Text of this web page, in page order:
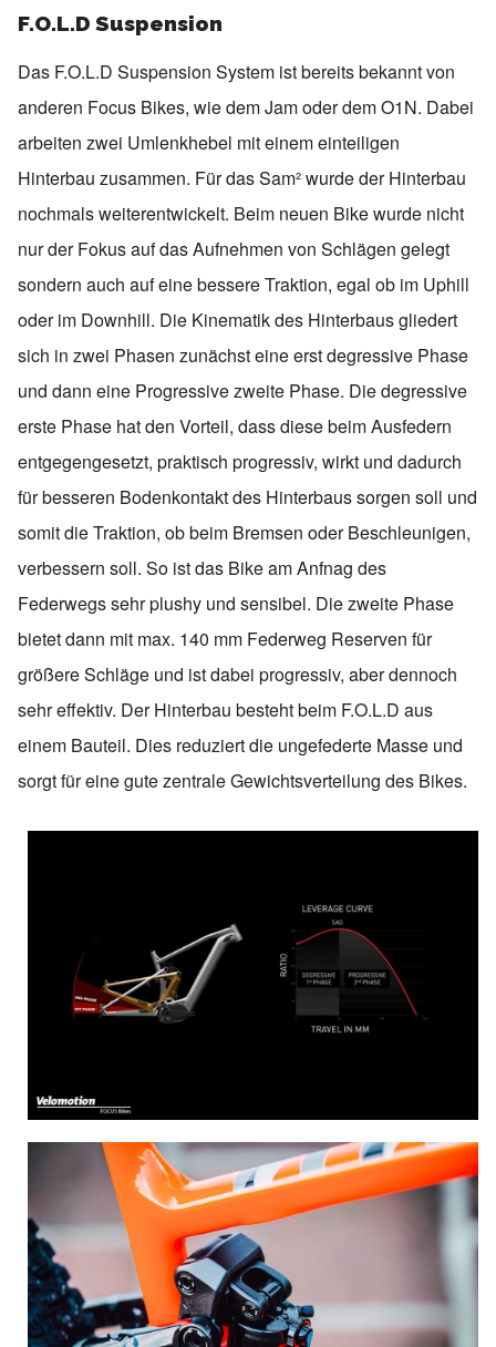
F.O.L.D Suspension
Das F.O.L.D Suspension System ist bereits bekannt von
anderen Focus Bikes, wie dem Jam oder dem O1N. Dabei
arbeiten zwei Umlenkhebel mit einem einteiligen
Hinterbau zusammen. Für das Sam² wurde der Hinterbau
nochmals weiterentwickelt. Beim neuen Bike wurde nicht
nur der Fokus auf das Aufnehmen von Schlägen gelegt
sondern auch auf eine bessere Traktion, egal ob im Uphill
oder im Downhill. Die Kinematik des Hinterbaus gliedert
sich in zwei Phasen zunächst eine erst degressive Phase
und dann eine Progressive zweite Phase. Die degressive
erste Phase hat den Vorteil, dass diese beim Ausfedern
entgegengesetzt, praktisch progressiv, wirkt und dadurch
für besseren Bodenkontakt des Hinterbaus sorgen soll und
somit die Traktion, ob beim Bremsen oder Beschleunigen,
verbessern soll. So ist das Bike am Anfnag des
Federwegs sehr plushy und sensibel. Die zweite Phase
bietet dann mit max. 140 mm Federweg Reserven für
größere Schläge und ist dabei progressiv, aber dennoch
sehr effektiv. Der Hinterbau besteht beim F.O.L.D aus
einem Bauteil. Dies reduziert die ungefederte Masse und
sorgt für eine gute zentrale Gewichtsverteilung des Bikes.